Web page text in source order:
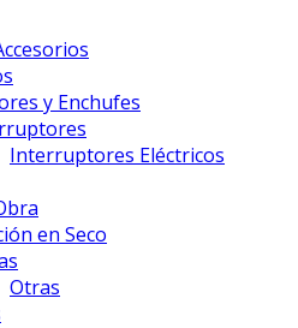
y Enchufes
Interruptores Eléctricos
en Seco
Otras